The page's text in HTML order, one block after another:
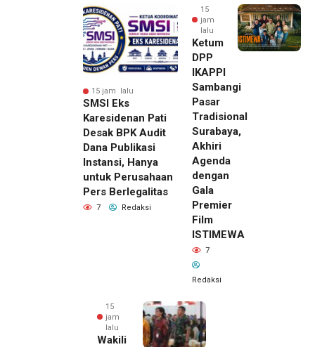
15 jam lalu
SMSI Eks
Karesidenan Pati
Desak BPK Audit
Dana Publikasi
Instansi, Hanya
untuk Perusahaan
Pers Berlegalitas
7 Redaksi
15
jam
lalu
Ketum
DPP
IKAPPI
Sambangi
Pasar
Tradisional
Surabaya,
Akhiri
Agenda
dengan
Gala
Premier
Film
ISTIMEWA
7
Redaksi
15
jam
lalu
Wakili